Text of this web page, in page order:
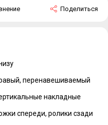
Поделиться
перенавешиваемый
накладные
спереди, ролики сзади